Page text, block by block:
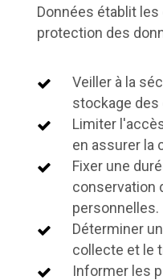
Données établit
protection des
Veiller à la
stockage des
Limiter
en assurer la
Fixer une
conservation
personnelles.
Déterminer
collecte et le
Informer les